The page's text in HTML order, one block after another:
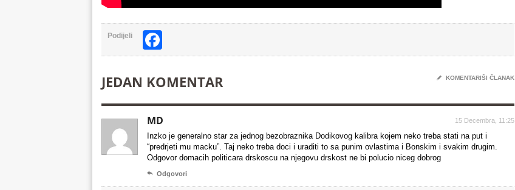
Podijeli
JEDAN KOMENTAR ✎ KOMENTARIŠI ČLANAK
MD 15 Decembra, 11:25
Inzko je generalno star za jednog bezobraznika Dodikovog kalibra kojem neko treba stati na put i
“predrjeti mu macku”. Taj neko treba doci i uraditi to sa punim ovlastima i Bonskim i svakim drugim.
Odgovor domacih politicara drskoscu na njegovu drskost ne bi polucio niceg dobrog
 Odgovori